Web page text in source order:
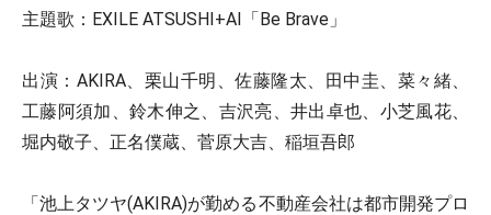
主題歌：EXILE ATSUSHI+AI「Be Brave」
出演：AKIRA、栗山千明、佐藤隆太、田中圭、菜々緒、
工藤阿須加、鈴木伸之、吉沢亮、井出卓也、小芝風花、
堀内敬子、正名僕蔵、菅原大吉、稲垣吾郎
「池上タツヤ(AKIRA)が勤める不動産会社は都市開発プロ